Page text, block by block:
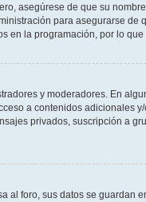
asegúrese de que su
para asegurarse de
en la programación, por lo
y moderadores. En
a contenidos adicionales
privados, suscripción a
al foro, sus datos se guardan